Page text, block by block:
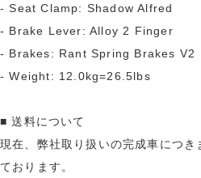
- Seat Clamp: Shadow Alfred
- Brake Lever: Alloy 2 Finger
- Brakes: Rant Spring Brakes V2
- Weight: 12.0kg=26.5lbs
■ 送料について
現在、弊社取り扱いの完成車につき
ております。